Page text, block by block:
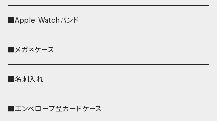
■Apple Watchバンド
■メガネケース
■名刺入れ
■エンベロープ型カードケース